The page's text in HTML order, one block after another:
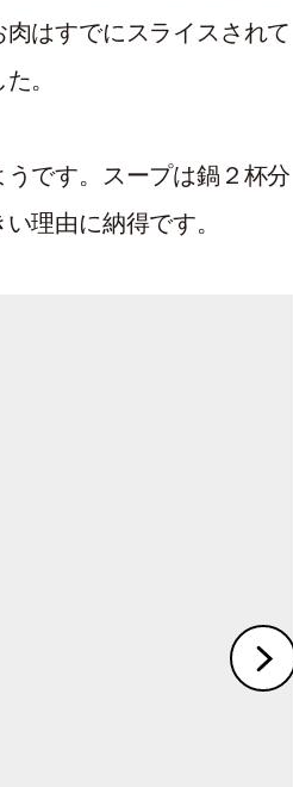
はすでにスライスされて
。
です。スープは鍋２杯分
理由に納得です。